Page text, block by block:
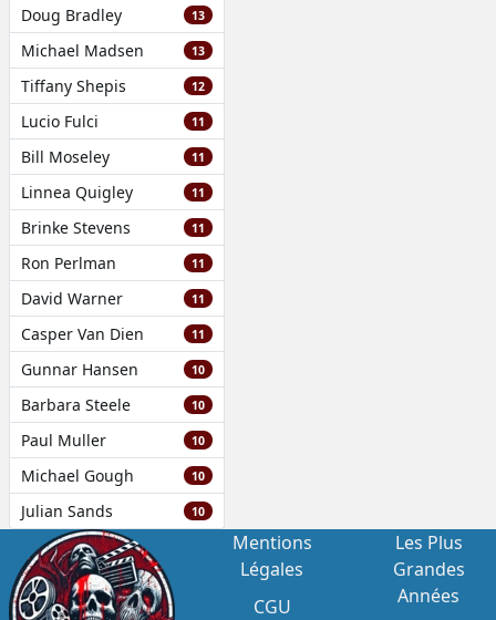
Doug Bradley 13
Michael Madsen 13
Tiffany Shepis 12
Lucio Fulci 11
Bill Moseley 11
Linnea Quigley 11
Brinke Stevens 11
Ron Perlman 11
David Warner 11
Casper Van Dien 11
Gunnar Hansen 10
Barbara Steele 10
Paul Muller 10
Michael Gough 10
Julian Sands 10
Mentions
Légales
CGU
Les Plus
Grandes
Années